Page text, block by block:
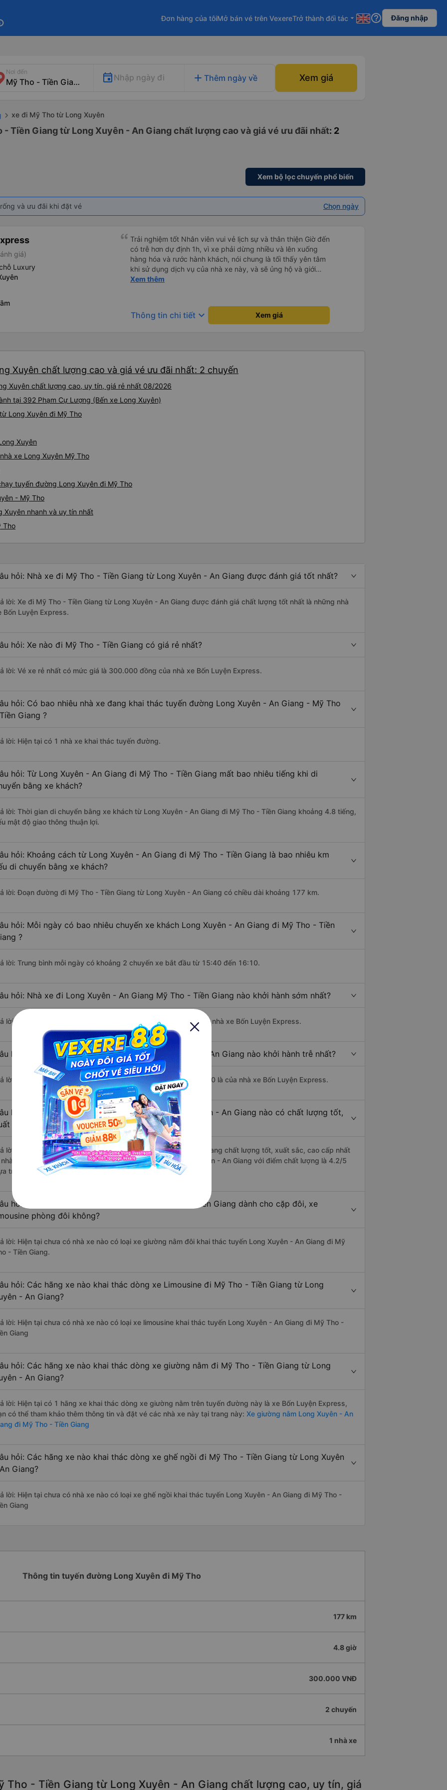
Đơn hàng của tôiMở bán vé trên VexereTrở thành đối tác arrow_drop_down help_outline Đăng nhập
Nơi đến
Nhập ngày đi add Thêm ngày về Xem giá
xe đi Mỹ Tho từ Long Xuyên
- Tiền Giang từ Long Xuyên - An Giang chất lượng cao và giá vé ưu đãi nhất: 2
Xem bộ lọc chuyến phổ biến
và ưu đãi khi đặt vé Chọn ngày
giá)
Luxury
Trải nghiệm tốt Nhân viên vui vẻ lịch sự và thân thiện Giờ đến
có trễ hơn dự định 1h, vì xe phải dừng nhiều và lên xuống
hàng hóa và rước hành khách, nói chung là tối thấy yên tâm
khi sử dụng dịch vụ của nhà xe này, và sẽ ủng hộ và giới
thiệu cho người thân sử dụng dịch vụ của nhà xe này
Xem thêm
Thông tin chi tiết keyboard_arrow_down Xem giá
Xuyên chất lượng cao và giá vé ưu đãi nhất: 2 chuyến
Xuyên chất lượng cao, uy tín, giá rẻ nhất 08/2026
tại 392 Phạm Cự Lượng (Bến xe Long Xuyên)
Long Xuyên đi Mỹ Tho
Xuyên
xe Long Xuyên Mỹ Tho
tuyến đường Long Xuyên đi Mỹ Tho
- Mỹ Tho
Xuyên nhanh và uy tín nhất
Tho
hỏi: Nhà xe đi Mỹ Tho - Tiền Giang từ Long Xuyên - An Giang được đánh giá tốt nhất?
lời: Xe đi Mỹ Tho - Tiền Giang từ Long Xuyên - An Giang được đánh giá chất lượng tốt nhất là những nhà
Bốn Luyện Express.
hỏi: Xe nào đi Mỹ Tho - Tiền Giang có giá rẻ nhất?
lời: Vé xe rẻ nhất có mức giá là 300.000 đồng của nhà xe Bốn Luyện Express.
hỏi: Có bao nhiêu nhà xe đang khai thác tuyến đường Long Xuyên - An Giang - Mỹ Tho
Giang ?
lời: Hiện tại có 1 nhà xe khai thác tuyến đường.
hỏi: Từ Long Xuyên - An Giang đi Mỹ Tho - Tiền Giang mất bao nhiêu tiếng khi di
bằng xe khách?
lời: Thời gian di chuyển bằng xe khách từ Long Xuyên - An Giang đi Mỹ Tho - Tiền Giang khoảng 4.8 tiếng,
mật độ giao thông thuận lợi.
hỏi: Khoảng cách từ Long Xuyên - An Giang đi Mỹ Tho - Tiền Giang là bao nhiêu km
di chuyển bằng xe khách?
lời: Đoạn đường đi Mỹ Tho - Tiền Giang từ Long Xuyên - An Giang có chiều dài khoảng 177 km.
hỏi: Mỗi ngày có bao nhiêu chuyến xe khách Long Xuyên - An Giang đi Mỹ Tho - Tiền
?
lời: Trung bình mỗi ngày có khoảng 2 chuyến xe bắt đầu từ 15:40 đến 16:10.
hỏi: Nhà xe đi Long Xuyên - An Giang Mỹ Tho - Tiền Giang nào khởi hành sớm nhất?
lời: Chuyến xe có giờ xuất phát sớm nhất vào lúc 15:40 là của nhà xe Bốn Luyện Express.
hỏi: Nhà xe đi Mỹ Tho - Tiền Giang từ Long Xuyên - An Giang nào khởi hành trễ nhất?
lời: Chuyến xe có giờ xuất phát trễ (muộn) nhất là vào lúc 16:10 là của nhà xe Bốn Luyện Express.
hỏi: Review xe đi Mỹ Tho - Tiền Giang từ Long Xuyên - An Giang nào có chất lượng tốt,
sắc, cao cấp nhất?
lời: Những hãng xe đi Long Xuyên - An Giang Mỹ Tho - Tiền Giang chất lượng tốt, xuất sắc, cao cấp nhất
nhà xe Bốn Luyện Express đi Mỹ Tho - Tiền Giang từ Long Xuyên - An Giang với điểm chất lượng là 4.2/5
trên 546 đánh giá của khách hàng).
hỏi: Có loại xe Long Xuyên - An Giang Mỹ Tho - Tiền Giang dành cho cặp đôi, xe
phòng đôi không?
lời: Hiện tại chưa có nhà xe nào có loại xe giường nằm đôi khai thác tuyến Long Xuyên - An Giang đi Mỹ
- Tiền Giang.
hỏi: Các hãng xe nào khai thác dòng xe Limousine đi Mỹ Tho - Tiền Giang từ Long
- An Giang?
lời: Hiện tại chưa có nhà xe nào có loại xe limousine khai thác tuyến Long Xuyên - An Giang đi Mỹ Tho -
Giang
hỏi: Các hãng xe nào khai thác dòng xe giường nằm đi Mỹ Tho - Tiền Giang từ Long
- An Giang?
lời: Hiện tại có 1 hãng xe khai thác dòng xe giường nằm trên tuyến đường này là xe Bốn Luyện Express,
có thể tham khảo thêm thông tin và đặt vé các nhà xe này tại trang này: Xe giường nằm Long Xuyên - An
đi Mỹ Tho - Tiền Giang
hỏi: Các hãng xe nào khai thác dòng xe ghế ngồi đi Mỹ Tho - Tiền Giang từ Long Xuyên
Giang?
lời: Hiện tại chưa có nhà xe nào có loại xe ghế ngồi khai thác tuyến Long Xuyên - An Giang đi Mỹ Tho -
Giang
Thông tin tuyến đường Long Xuyên đi Mỹ Tho
177 km
4.8 giờ
300.000 VNĐ
2 chuyến
1 nhà xe
Tho - Tiền Giang từ Long Xuyên - An Giang chất lượng cao, uy tín, giá